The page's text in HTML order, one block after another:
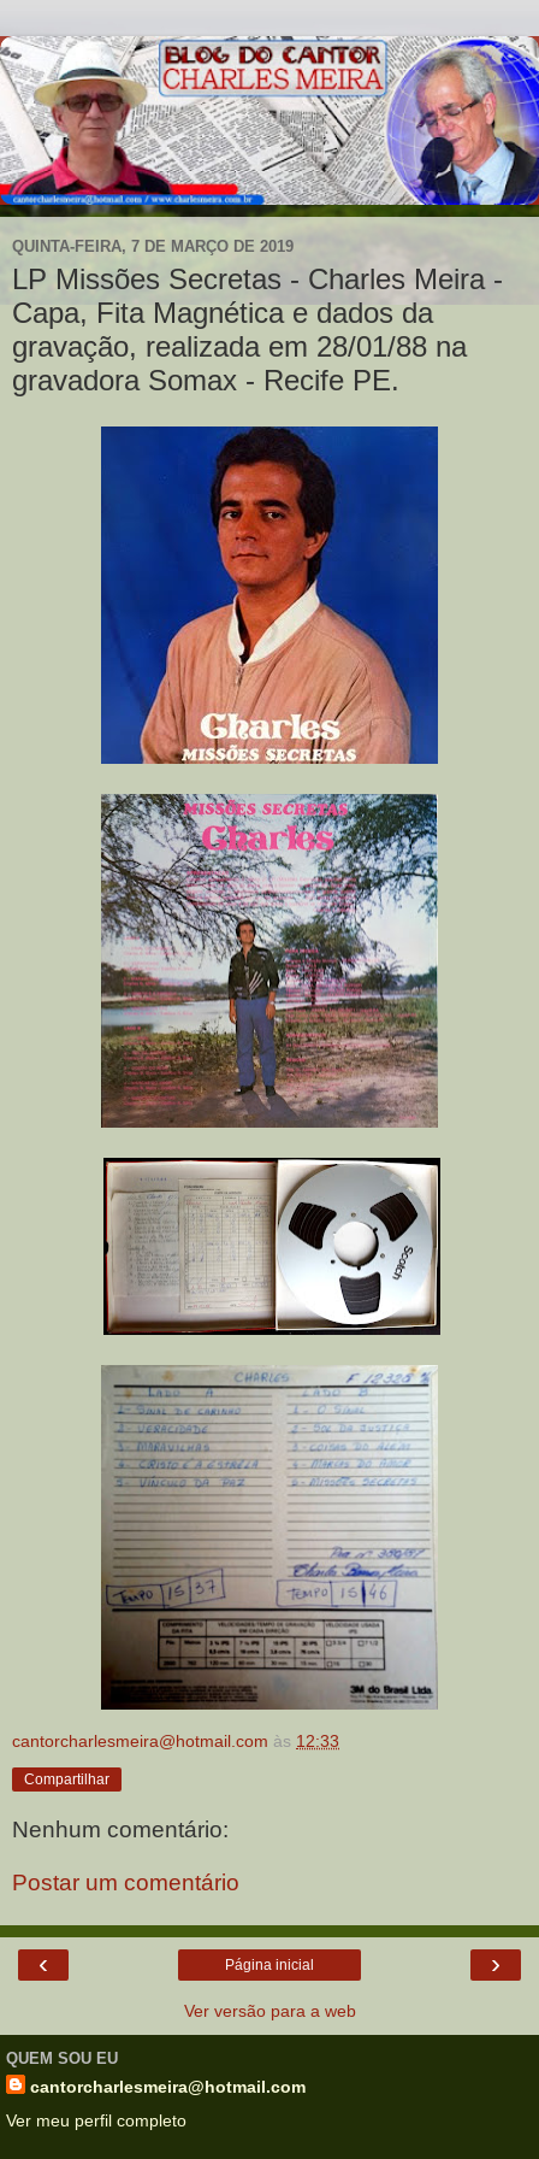
QUINTA-FEIRA, 7 DE MARÇO DE 2019
LP Missões Secretas - Charles Meira -
Capa, Fita Magnética e dados da
gravação, realizada em 28/01/88 na
gravadora Somax - Recife PE.
cantorcharlesmeira@hotmail.com às 12:33
Compartilhar
Nenhum comentário:
Postar um comentário
‹ ›
Página inicial
Ver versão para a web
QUEM SOU EU
cantorcharlesmeira@hotmail.com
Ver meu perfil completo